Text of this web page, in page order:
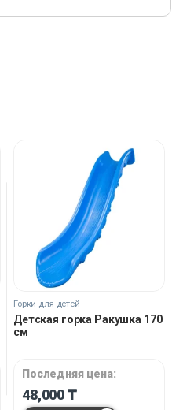
Горки для детей
Детская горка Ракушка 170
см
Последняя цена:
48,000 ₸